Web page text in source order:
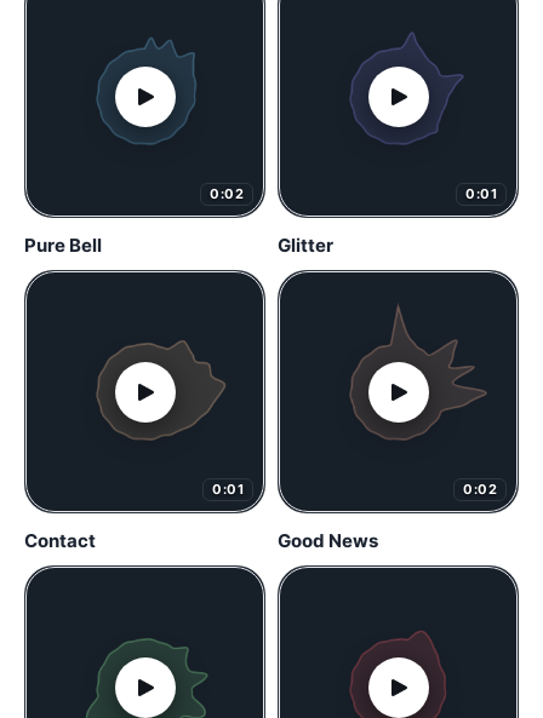
0:02
Pure Bell
0:01
Glitter
0:01
Contact
0:02
Good News